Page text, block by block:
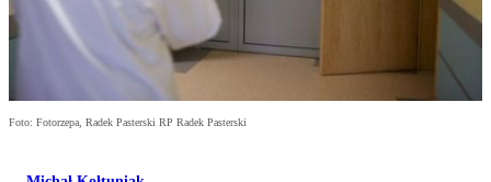
Foto: Fotorzepa, Radek Pasterski RP Radek Pasterski